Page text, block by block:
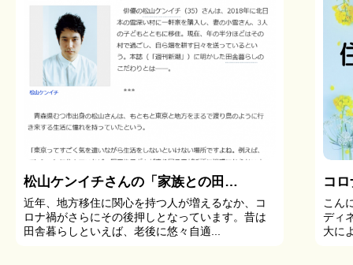
松山ケンイチさんの「家族との田舎暮らし」
近年、地方移住に関心を持つ人が増えるなか、コ
ロナ禍がさらにその後押しとなっています。昔は
田舎暮らしといえば、老後に悠々自適...
コ
こん
ディ
大に